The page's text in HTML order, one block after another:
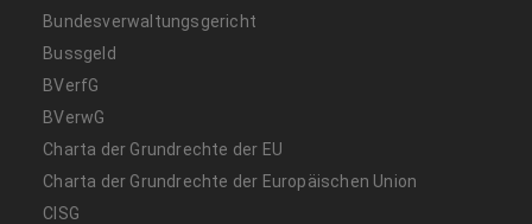
Bundesverwaltungsgericht
Bussgeld
BVerfG
BVerwG
Charta der Grundrechte der EU
Charta der Grundrechte der Europäischen Union
CISG